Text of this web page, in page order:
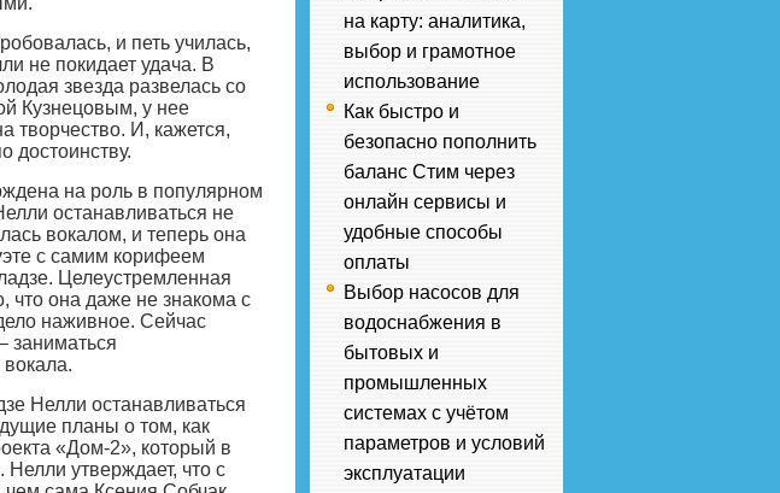
и петь училась,
не покидает удача. В
звезда развелась со
Кузнецовым, у нее
творчество. И, кажется,
достоинству.
на роль в популярном
останавливаться не
вокалом, и теперь она
с самим корифеем
Целеустремленная
что она даже не знакома с
наживное. Сейчас
заниматься
Нелли останавливаться
планы о том, как
«Дом-2», который в
утверждает, что с
на карту: аналитика,
выбор и грамотное
использование
Как быстро и
безопасно пополнить
баланс Стим через
онлайн сервисы и
удобные способы
оплаты
Выбор насосов для
водоснабжения в
бытовых и
промышленных
системах с учётом
параметров и условий
эксплуатации